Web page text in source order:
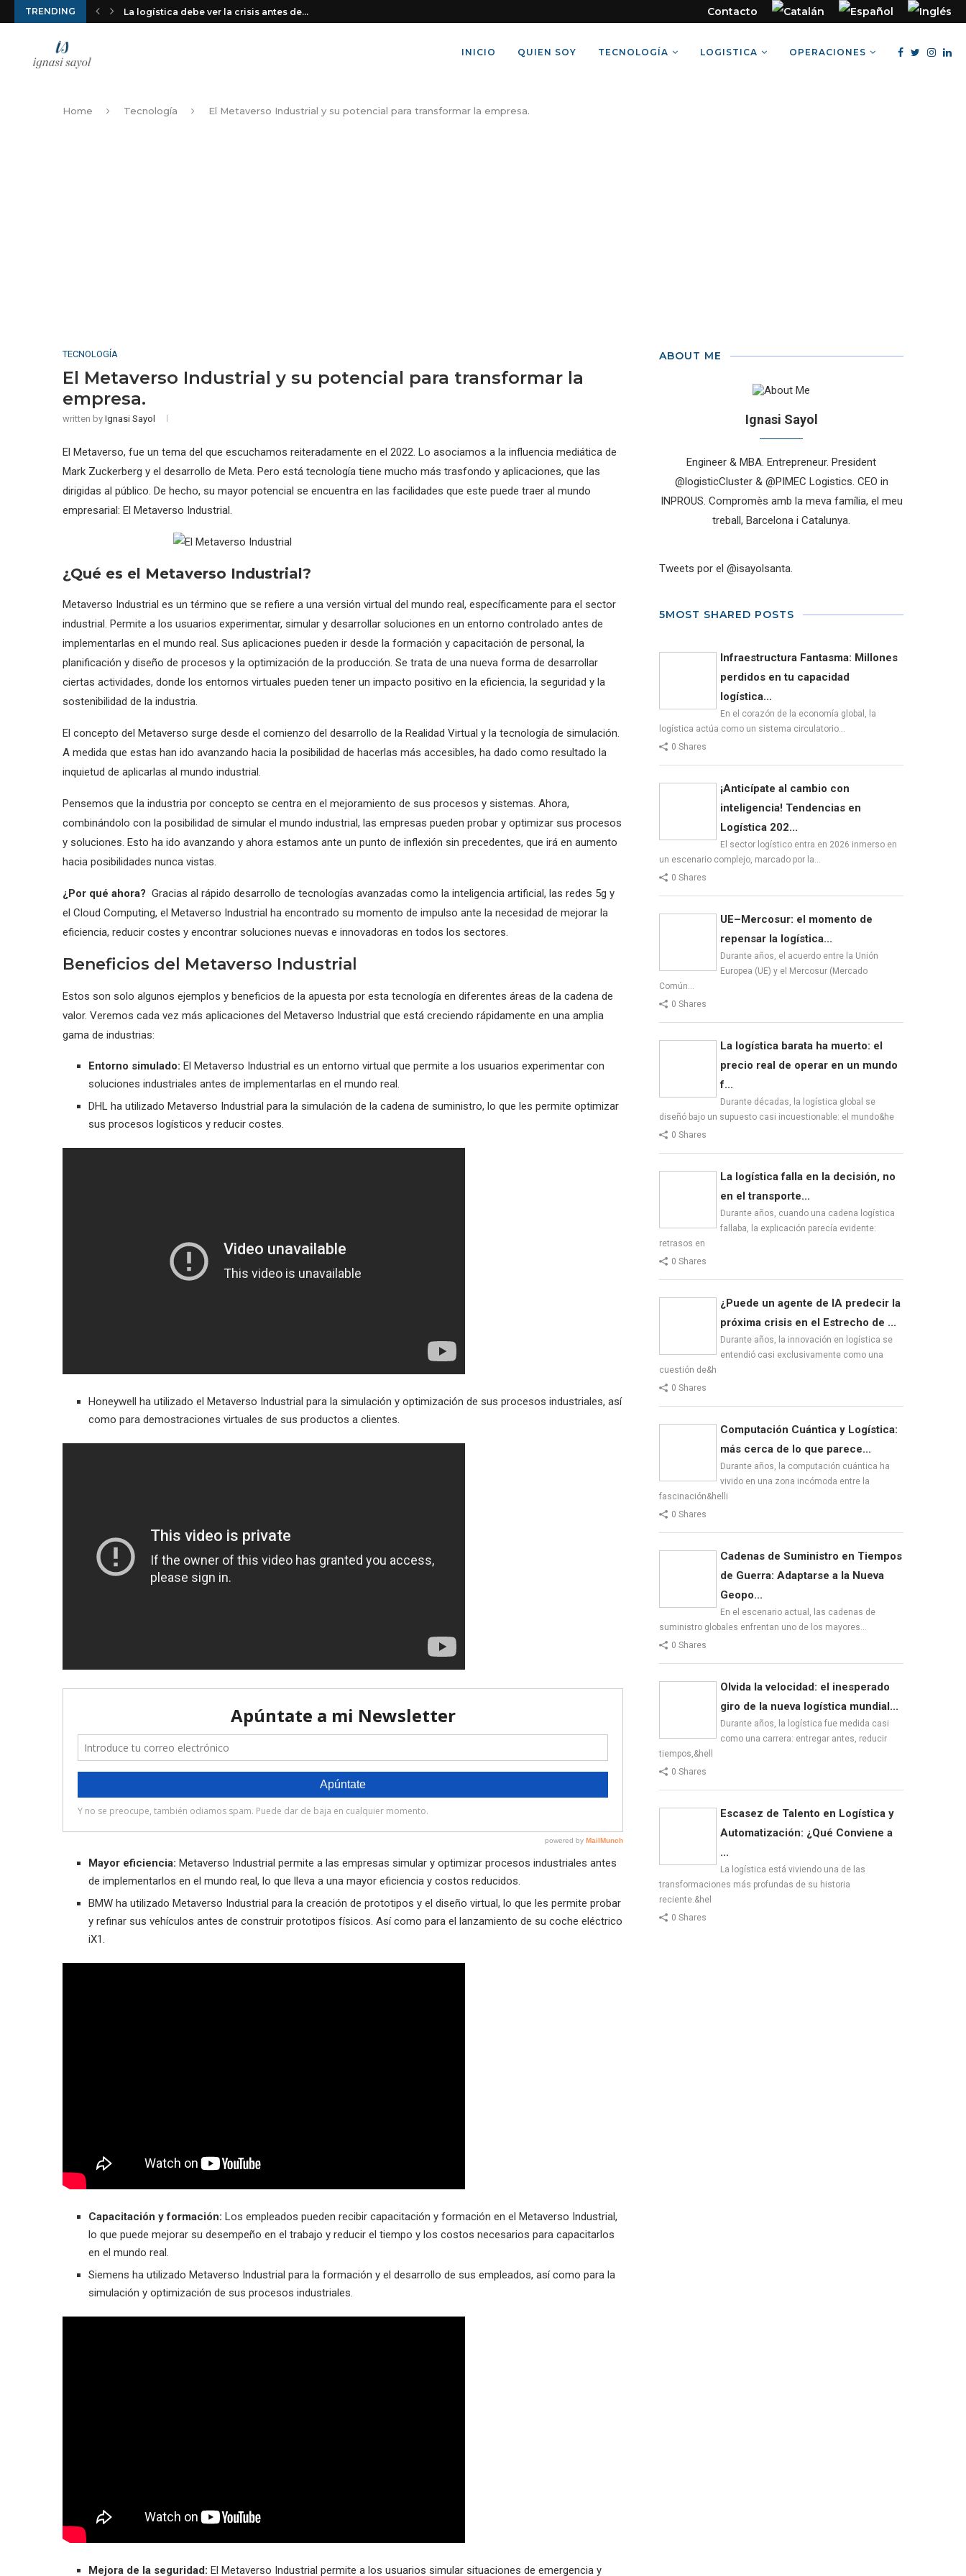
TRENDING La logística debe ver la crisis antes de... Contacto
INICIO QUIEN SOY TECNOLOGÍA LOGISTICA OPERACIONES
Home Tecnología El Metaverso Industrial y su potencial para transformar la empresa.
TECNOLOGÍA
El Metaverso Industrial y su potencial para transformar la
empresa.
written by Ignasi Sayol
El Metaverso, fue un tema del que escuchamos reiteradamente en el 2022. Lo asociamos a la influencia mediática de
Mark Zuckerberg y el desarrollo de Meta. Pero está tecnología tiene mucho más trasfondo y aplicaciones, que las
dirigidas al público. De hecho, su mayor potencial se encuentra en las facilidades que este puede traer al mundo
empresarial: El Metaverso Industrial.
¿Qué es el Metaverso Industrial?
Metaverso Industrial es un término que se refiere a una versión virtual del mundo real, específicamente para el sector
industrial. Permite a los usuarios experimentar, simular y desarrollar soluciones en un entorno controlado antes de
implementarlas en el mundo real. Sus aplicaciones pueden ir desde la formación y capacitación de personal, la
planificación y diseño de procesos y la optimización de la producción. Se trata de una nueva forma de desarrollar
ciertas actividades, donde los entornos virtuales pueden tener un impacto positivo en la eficiencia, la seguridad y la
sostenibilidad de la industria.
El concepto del Metaverso surge desde el comienzo del desarrollo de la Realidad Virtual y la tecnología de simulación.
A medida que estas han ido avanzando hacia la posibilidad de hacerlas más accesibles, ha dado como resultado la
inquietud de aplicarlas al mundo industrial.
Pensemos que la industria por concepto se centra en el mejoramiento de sus procesos y sistemas. Ahora,
combinándolo con la posibilidad de simular el mundo industrial, las empresas pueden probar y optimizar sus procesos
y soluciones. Esto ha ido avanzando y ahora estamos ante un punto de inflexión sin precedentes, que irá en aumento
hacia posibilidades nunca vistas.
¿Por qué ahora? Gracias al rápido desarrollo de tecnologías avanzadas como la inteligencia artificial, las redes 5g y
el Cloud Computing, el Metaverso Industrial ha encontrado su momento de impulso ante la necesidad de mejorar la
eficiencia, reducir costes y encontrar soluciones nuevas e innovadoras en todos los sectores.
Beneficios del Metaverso Industrial
Estos son solo algunos ejemplos y beneficios de la apuesta por esta tecnología en diferentes áreas de la cadena de
valor. Veremos cada vez más aplicaciones del Metaverso Industrial que está creciendo rápidamente en una amplia
gama de industrias:
Entorno simulado: El Metaverso Industrial es un entorno virtual que permite a los usuarios experimentar con
soluciones industriales antes de implementarlas en el mundo real.
DHL ha utilizado Metaverso Industrial para la simulación de la cadena de suministro, lo que les permite optimizar
sus procesos logísticos y reducir costes.
Honeywell ha utilizado el Metaverso Industrial para la simulación y optimización de sus procesos industriales, así
como para demostraciones virtuales de sus productos a clientes.
Mayor eficiencia: Metaverso Industrial permite a las empresas simular y optimizar procesos industriales antes
de implementarlos en el mundo real, lo que lleva a una mayor eficiencia y costos reducidos.
BMW ha utilizado Metaverso Industrial para la creación de prototipos y el diseño virtual, lo que les permite probar
y refinar sus vehículos antes de construir prototipos físicos. Así como para el lanzamiento de su coche eléctrico
iX1.
Capacitación y formación: Los empleados pueden recibir capacitación y formación en el Metaverso Industrial,
lo que puede mejorar su desempeño en el trabajo y reducir el tiempo y los costos necesarios para capacitarlos
en el mundo real.
Siemens ha utilizado Metaverso Industrial para la formación y el desarrollo de sus empleados, así como para la
simulación y optimización de sus procesos industriales.
Mejora de la seguridad: El Metaverso Industrial permite a los usuarios simular situaciones de emergencia y
ABOUT ME
Ignasi Sayol
Engineer & MBA. Entrepreneur. President
@logisticCluster & @PIMEC Logistics. CEO in
INPROUS. Compromès amb la meva família, el meu
treball, Barcelona i Catalunya.
Tweets por el @isayolsanta.
5MOST SHARED POSTS
Infraestructura Fantasma: Millones
perdidos en tu capacidad
logística...
En el corazón de la economía global, la
logística actúa como un sistema circulatorio…
0 Shares
¡Anticípate al cambio con
inteligencia! Tendencias en
Logística 202...
El sector logístico entra en 2026 inmerso en
un escenario complejo, marcado por la…
0 Shares
UE–Mercosur: el momento de
repensar la logística...
Durante años, el acuerdo entre la Unión
Europea (UE) y el Mercosur (Mercado
Común…
0 Shares
La logística barata ha muerto: el
precio real de operar en un mundo
f...
Durante décadas, la logística global se
diseñó bajo un supuesto casi incuestionable: el mundo&he
0 Shares
La logística falla en la decisión, no
en el transporte...
Durante años, cuando una cadena logística
fallaba, la explicación parecía evidente:
retrasos en
0 Shares
¿Puede un agente de IA predecir la
próxima crisis en el Estrecho de ...
Durante años, la innovación en logística se
entendió casi exclusivamente como una
cuestión de&h
0 Shares
Computación Cuántica y Logística:
más cerca de lo que parece...
Durante años, la computación cuántica ha
vivido en una zona incómoda entre la
fascinación&helli
0 Shares
Cadenas de Suministro en Tiempos
de Guerra: Adaptarse a la Nueva
Geopo...
En el escenario actual, las cadenas de
suministro globales enfrentan uno de los mayores…
0 Shares
Olvida la velocidad: el inesperado
giro de la nueva logística mundial...
Durante años, la logística fue medida casi
como una carrera: entregar antes, reducir
tiempos,&hell
0 Shares
Escasez de Talento en Logística y
Automatización: ¿Qué Conviene a
...
La logística está viviendo una de las
transformaciones más profundas de su historia
reciente.&hel
0 Shares